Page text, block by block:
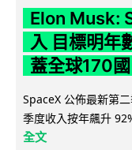
Elon Musk:
入 目標明年
蓋全球170國
SpaceX 公佈最新第
季度收入按年飆升
全文